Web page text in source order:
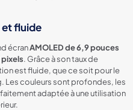
et fluide
écranAMOLED de 6,9 pouces
pixels. Grâce à son taux de
est fluide, que ce soit pour le
Les couleurs sont profondes, les
adaptée à une utilisation